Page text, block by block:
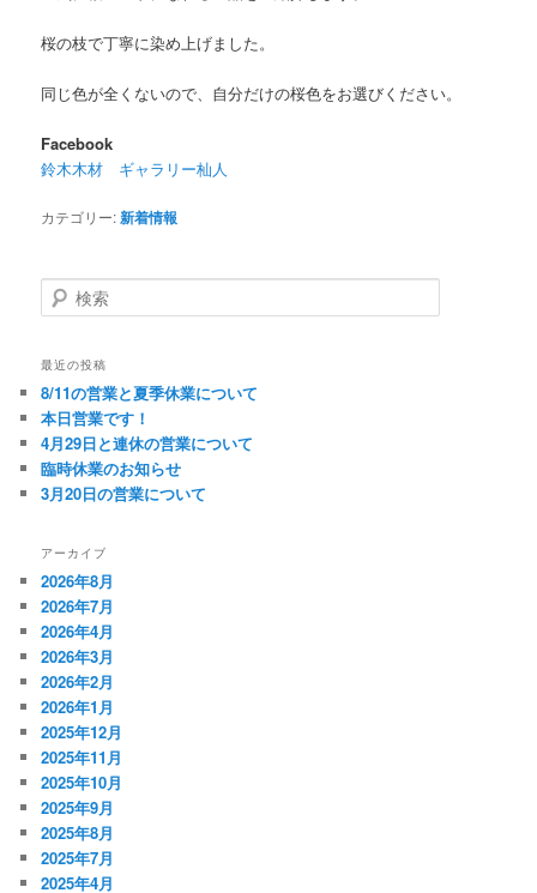
桜の枝で丁寧に染め上げました。
同じ色が全くないので、自分だけの桜色をお選びください。
Facebook
鈴木木材 ギャラリー杣人
カテゴリー:新着情報
検
索
最近の投稿
8/11の営業と夏季休業について
本日営業です！
4月29日と連休の営業について
臨時休業のお知らせ
3月20日の営業について
アーカイブ
2026年8月
2026年7月
2026年4月
2026年3月
2026年2月
2026年1月
2025年12月
2025年11月
2025年10月
2025年9月
2025年8月
2025年7月
2025年4月